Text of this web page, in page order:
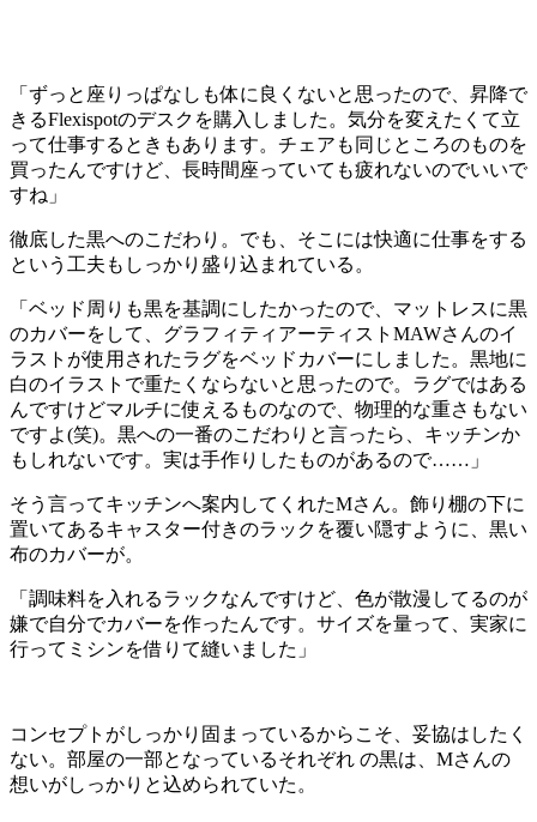
「ずっと座りっぱなしも体に良くないと思ったので、昇降で
きるFlexispotのデスクを購入しました。気分を変えたくて立
って仕事するときもあります。チェアも同じところのものを
買ったんですけど、長時間座っていても疲れないのでいいで
すね」
徹底した黒へのこだわり。でも、そこには快適に仕事をする
という工夫もしっかり盛り込まれている。
「ベッド周りも黒を基調にしたかったので、マットレスに黒
のカバーをして、グラフィティアーティストMAWさんのイ
ラストが使用されたラグをベッドカバーにしました。黒地に
白のイラストで重たくならないと思ったので。ラグではある
んですけどマルチに使えるものなので、物理的な重さもない
ですよ(笑)。黒への一番のこだわりと言ったら、キッチンか
もしれないです。実は手作りしたものがあるので……」
そう言ってキッチンへ案内してくれたMさん。飾り棚の下に
置いてあるキャスター付きのラックを覆い隠すように、黒い
布のカバーが。
「調味料を入れるラックなんですけど、色が散漫してるのが
嫌で自分でカバーを作ったんです。サイズを量って、実家に
行ってミシンを借りて縫いました」
コンセプトがしっかり固まっているからこそ、妥協はしたく
ない。部屋の一部となっているそれぞれ の黒は、Mさんの
想いがしっかりと込められていた。